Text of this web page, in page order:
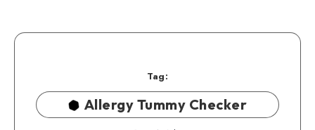
Tag:
Allergy Tummy Checker